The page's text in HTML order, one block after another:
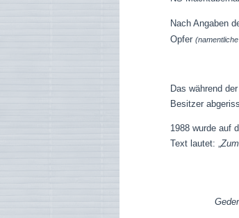
Nach Angaben
Opfer
Das während
Besitzer
1988 wurde auf
Text lautet: „